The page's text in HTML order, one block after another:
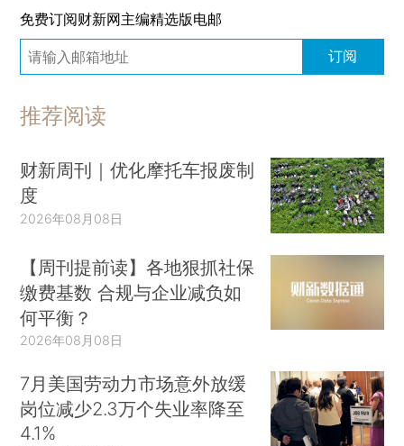
免费订阅财新网主编精选版电邮
订阅
推荐阅读
财新周刊｜优化摩托车报废制
度
2026年08月08日
【周刊提前读】各地狠抓社保
缴费基数 合规与企业减负如
何平衡？
2026年08月08日
7月美国劳动力市场意外放缓
岗位减少2.3万个失业率降至
4.1%